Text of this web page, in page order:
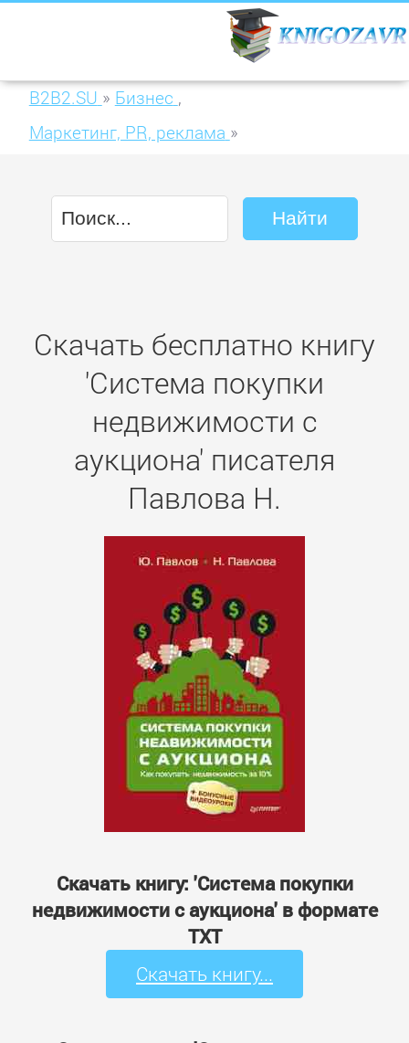
B2B2.SU » Бизнес ,
Маркетинг, PR, реклама »
аукциона
Скачать бесплатно книгу
'Система покупки
недвижимости с
аукциона' писателя
Павлова Н.
Скачать книгу: 'Система покупки
недвижимости с аукциона' в формате
TXT
Скачать книгу...